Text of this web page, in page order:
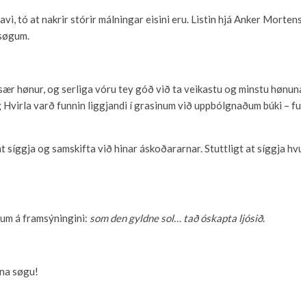
tó at nakrir stórir málningar eisini eru. Listin hjá Anker
hønur, og serliga vóru tey góð við ta veikastu og minstu
varð funnin liggjandi í grasinum við uppbólgnaðum búki –
og samskifta við hinar áskoðararnar. Stuttligt at síggja
á framsýningini: som den gyldne sol… tað óskapta ljósið.
søgu!